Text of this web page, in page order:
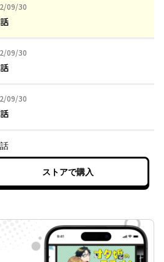
09/30
年09月30日
09/30
年09月30日
09/30
年09月30日
話
ストアで購入